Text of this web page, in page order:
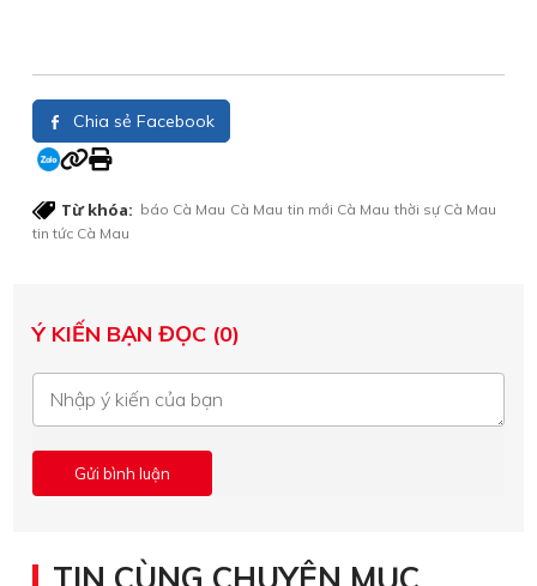
Chia sẻ Facebook
Từ khóa: báo Cà Mau Cà Mau tin mới Cà Mau thời sự Cà Mau
tin tức Cà Mau
Ý KIẾN BẠN ĐỌC (0)